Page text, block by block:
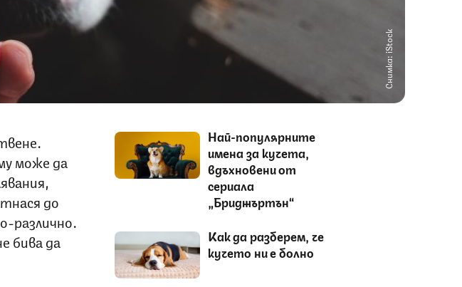
Снимка: iStock
може да
до
различно.
бива да
Най-популярните
имена за кучета,
вдъхновени от
сериала
„Бриджъртън“
Как да разберем, че
кучето ни е болно